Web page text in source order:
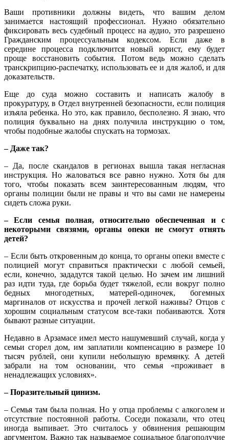
Ваши противники должны видеть, что вашим делом
занимается настоящий профессионал. Нужно обязательно
фиксировать весь судебный процесс на аудио, это разрешено
Гражданским процессуальным кодексом. Если даже в
середине процесса подключится новый юрист, ему будет
проще восстановить события. Потом ведь можно сделать
транскрипцию-распечатку, использовать ее и для жалоб, и для
доказательств.
Еще до суда можно составить и написать жалобу в
прокуратуру, в Отдел внутренней безопасности, если полиция
изъяла ребенка. Но это, как правило, бесполезно. Я знаю, что
полиция буквально на днях получила инструкцию о том,
чтобы подобные жалобы спускать на тормозах.
– Даже так?
– Да, после скандалов в регионах вышла такая негласная
инструкция. Но жаловаться все равно нужно. Хотя бы для
того, чтобы показать всем заинтересованным людям, что
органы полиции были не правы и что вы сами не намерены
сидеть сложа руки.
– Если семья полная, относительно обеспеченная и с
некоторыми связями, органы опеки не смогут отнять
детей?
– Если быть откровенным до конца, то органы опеки вместе с
полицией могут справиться практически с любой семьей,
если, конечно, зададутся такой целью. Но зачем им лишний
раз идти туда, где борьба будет тяжелой, если вокруг полно
бедных многодетных, матерей-одиночек, богемных
маргиналов от искусства и прочей легкой наживы? Отцов с
хорошим социальным статусом все-таки побаиваются. Хотя
бывают разные ситуации.
Недавно в Арзамасе имел место нашумевший случай, когда у
семьи сгорел дом, им заплатили компенсацию в размере 10
тысяч рублей, они купили небольшую времянку. А детей
забрали на том основании, что семья «проживает в
ненадлежащих условиях».
– Поразительный цинизм.
– Семья там была полная. Но у отца проблемы с алкоголем и
отсутствие постоянной работы. Соседи показали, что отец
иногда выпивает. Это считалось у обвинения решающим
аргументом. Важно так называемое социальное благополучие